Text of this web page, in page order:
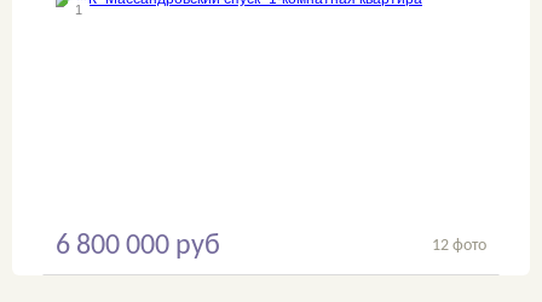
1
6 800 000 руб 12 фото